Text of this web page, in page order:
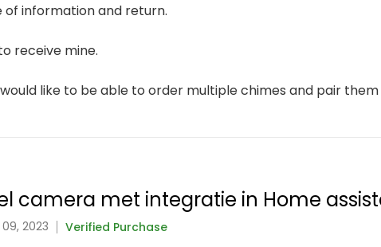
of information and return.
receive mine.
like to be able to order multiple chimes and pair
camera met integratie in Home
2023 Verified Purchase